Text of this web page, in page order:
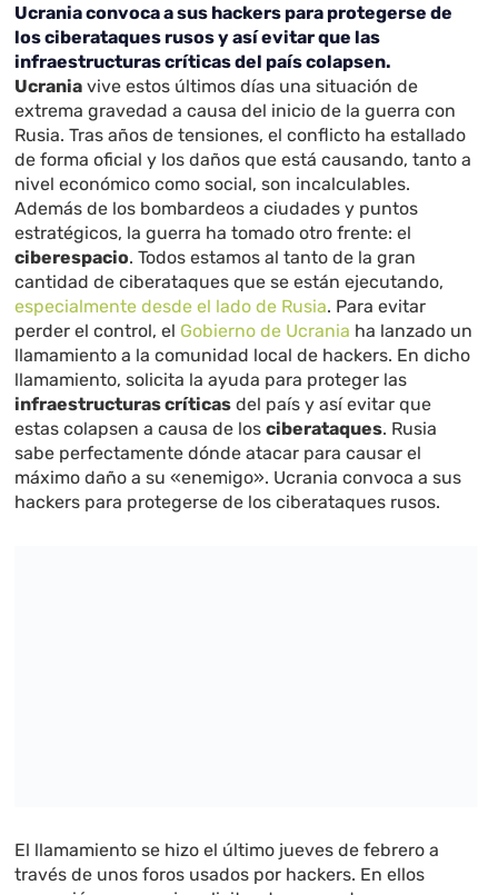
Ucrania convoca a sus hackers para protegerse de
los ciberataques rusos y así evitar que las
infraestructuras críticas del país colapsen.
Ucrania vive estos últimos días una situación de
extrema gravedad a causa del inicio de la guerra con
Rusia. Tras años de tensiones, el conflicto ha estallado
de forma oficial y los daños que está causando, tanto a
nivel económico como social, son incalculables.
Además de los bombardeos a ciudades y puntos
estratégicos, la guerra ha tomado otro frente: el
ciberespacio. Todos estamos al tanto de la gran
cantidad de ciberataques que se están ejecutando,
especialmente desde el lado de Rusia. Para evitar
perder el control, el Gobierno de Ucrania ha lanzado un
llamamiento a la comunidad local de hackers. En dicho
llamamiento, solicita la ayuda para proteger las
infraestructuras críticas del país y así evitar que
estas colapsen a causa de losciberataques. Rusia
sabe perfectamente dónde atacar para causar el
máximo daño a su «enemigo». Ucrania convoca a sus
hackers para protegerse de los ciberataques rusos.
El llamamiento se hizo el último jueves de febrero a
través de unos foros usados por hackers. En ellos